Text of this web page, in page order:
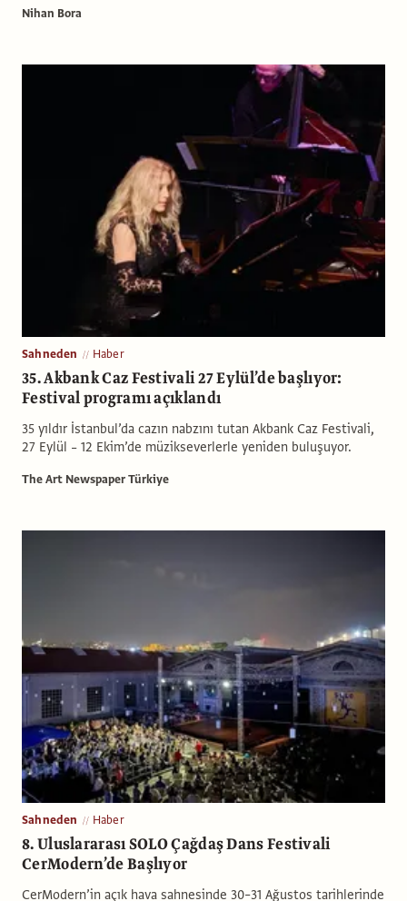
Nihan Bora
Sahneden Haber
35. Akbank Caz Festivali 27 Eylül’de başlıyor:
Festival programı açıklandı
35 yıldır İstanbul’da cazın nabzını tutan Akbank Caz Festivali,
27 Eylül – 12 Ekim’de müzikseverlerle yeniden buluşuyor.
The Art Newspaper Türkiye
Sahneden Haber
8. Uluslararası SOLO Çağdaş Dans Festivali
CerModern’de Başlıyor
CerModern’in açık hava sahnesinde 30–31 Ağustos tarihlerinde